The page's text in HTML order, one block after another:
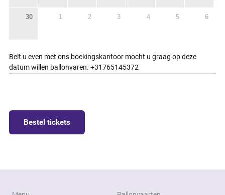
30 1 2 3 4 5 6
Belt u even met ons boekingskantoor mocht u graag op deze
datum willen ballonvaren. +31765145372
Bestel tickets